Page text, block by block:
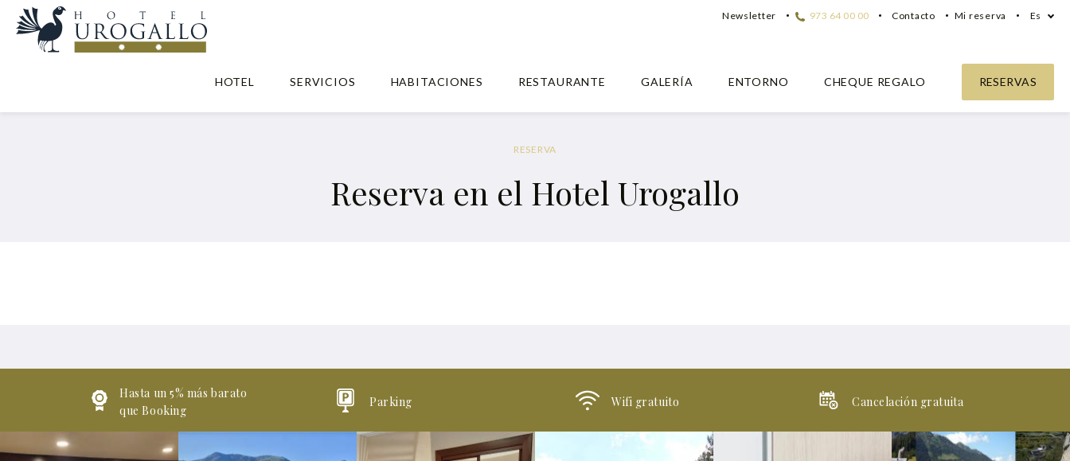
Newsletter 973 64 00 00 Contacto Mi reserva Es
HOTEL SERVICIOS HABITACIONES RESTAURANTE GALERÍA ENTORNO CHEQUE REGALO RESERVAS
RESERVA
Reserva en el Hotel Urogallo
Hasta un 5% más barato
que Booking
Parking Wifi gratuito Cancelación gratuita